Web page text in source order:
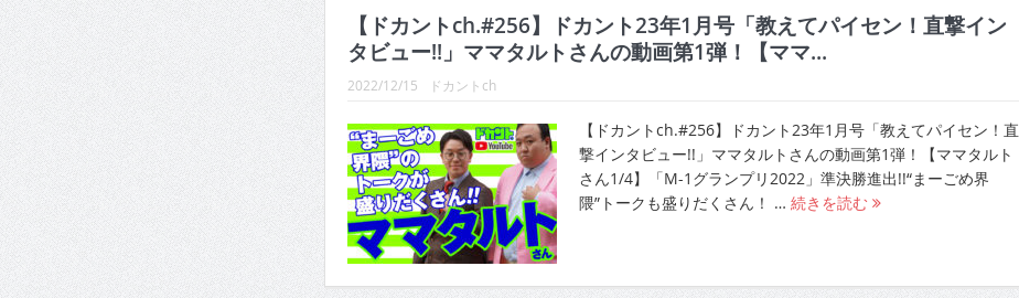
【ドカントch.#256】ドカント23年1月号「教えてパイセン！直撃イン
タビュー!!」ママタルトさんの動画第1弾！【ママ...
2022/12/15 ドカントch
【ドカントch.#256】ドカント23年1月号「教えてパイセン！直
撃インタビュー!!」ママタルトさんの動画第1弾！【ママタルト
さん1/4】「M-1グランプリ2022」準決勝進出!!“まーごめ界
隈”トークも盛りだくさん！ … 続きを読む